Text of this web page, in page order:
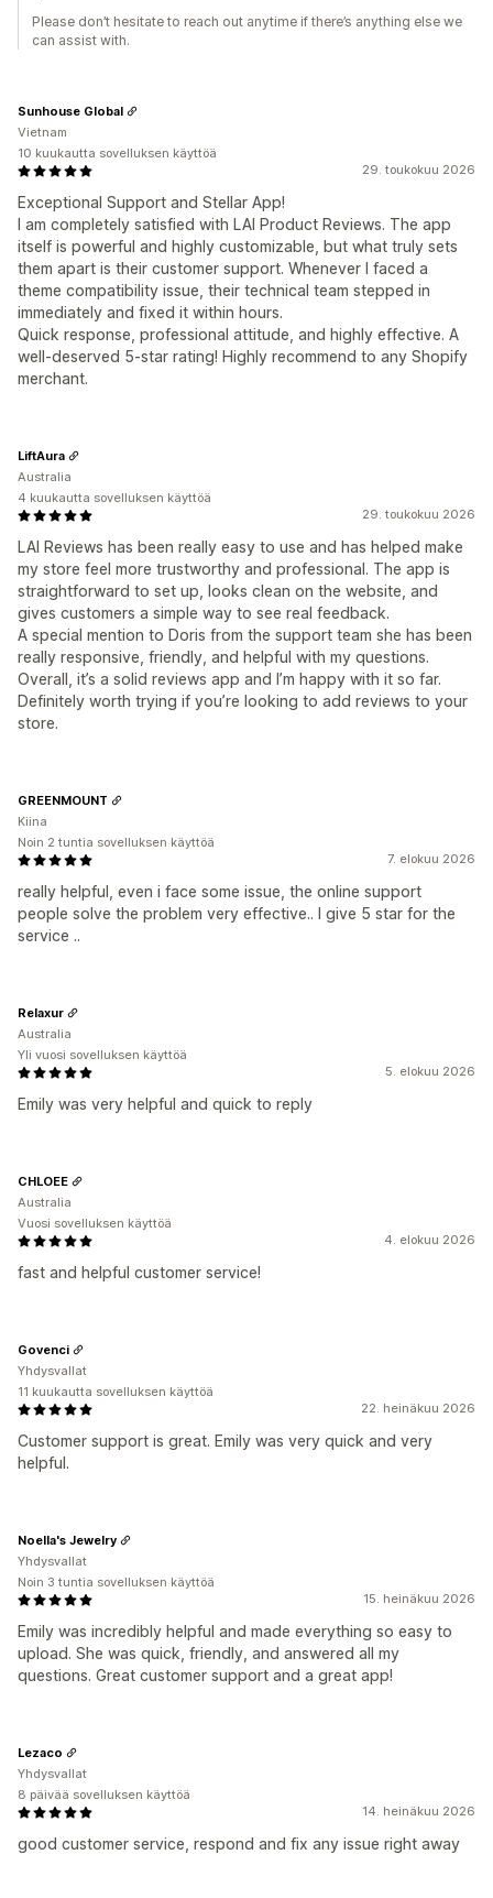
Please don’t hesitate to reach out anytime if there’s anything else we
can assist with.
29. toukokuu 2026
Exceptional Support and Stellar App!
I am completely satisfied with LAI Product Reviews. The app
itself is powerful and highly customizable, but what truly sets
them apart is their customer support. Whenever I faced a
theme compatibility issue, their technical team stepped in
immediately and fixed it within hours.
Quick response, professional attitude, and highly effective. A
well-deserved 5-star rating! Highly recommend to any Shopify
merchant.
Sunhouse Global
Vietnam
10 kuukautta sovelluksen käyttöä
29. toukokuu 2026
LAI Reviews has been really easy to use and has helped make
my store feel more trustworthy and professional. The app is
straightforward to set up, looks clean on the website, and
gives customers a simple way to see real feedback.
A special mention to Doris from the support team she has been
really responsive, friendly, and helpful with my questions.
Overall, it’s a solid reviews app and I’m happy with it so far.
Definitely worth trying if you’re looking to add reviews to your
store.
LiftAura
Australia
4 kuukautta sovelluksen käyttöä
7. elokuu 2026
really helpful, even i face some issue, the online support
people solve the problem very effective.. I give 5 star for the
service ..
GREENMOUNT
Kiina
Noin 2 tuntia sovelluksen käyttöä
5. elokuu 2026
Emily was very helpful and quick to reply
Relaxur
Australia
Yli vuosi sovelluksen käyttöä
4. elokuu 2026
fast and helpful customer service!
CHLOEE
Australia
Vuosi sovelluksen käyttöä
22. heinäkuu 2026
Customer support is great. Emily was very quick and very
helpful.
Govenci
Yhdysvallat
11 kuukautta sovelluksen käyttöä
15. heinäkuu 2026
Emily was incredibly helpful and made everything so easy to
upload. She was quick, friendly, and answered all my
questions. Great customer support and a great app!
Noella's Jewelry
Yhdysvallat
Noin 3 tuntia sovelluksen käyttöä
14. heinäkuu 2026
good customer service, respond and fix any issue right away
Lezaco
Yhdysvallat
8 päivää sovelluksen käyttöä